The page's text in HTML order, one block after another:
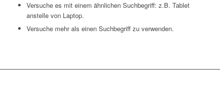
Versuche es mit einem ähnlichen Suchbegriff: z.B. Tablet
anstelle von Laptop.
Versuche mehr als einen Suchbegriff zu verwenden.